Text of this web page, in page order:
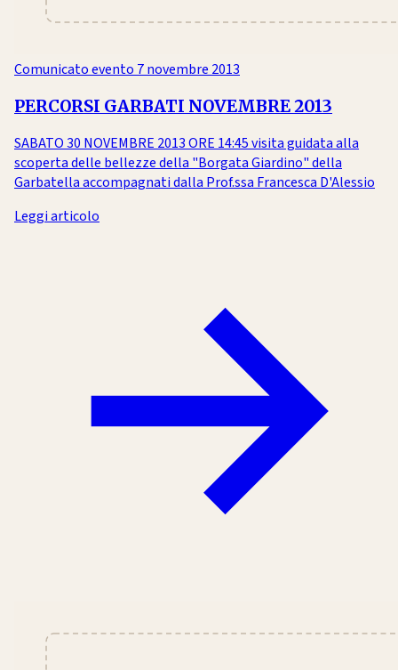
Comunicato evento 7 novembre 2013
PERCORSI GARBATI NOVEMBRE 2013
SABATO 30 NOVEMBRE 2013 ORE 14:45 visita guidata alla
scoperta delle bellezze della "Borgata Giardino" della
Garbatella accompagnati dalla Prof.ssa Francesca D'Alessio
Leggi articolo